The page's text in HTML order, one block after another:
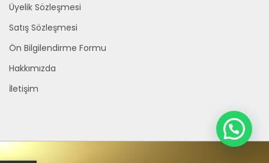
Üyelik Sözleşmesi
Satış Sözleşmesi
Ön Bilgilendirme Formu
Hakkımızda
İletişim